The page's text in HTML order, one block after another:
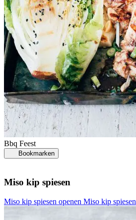
Bbq Feest
Bookmarken
Miso kip spiesen
Miso kip spiesen openen Miso kip spiesen